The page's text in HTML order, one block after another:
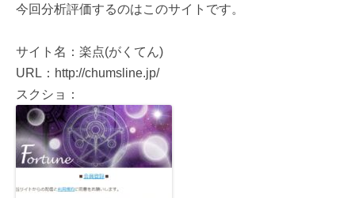
今回分析評価するのはこのサイトです。
サイト名：楽点(がくてん)
URL：http://chumsline.jp/
スクショ：